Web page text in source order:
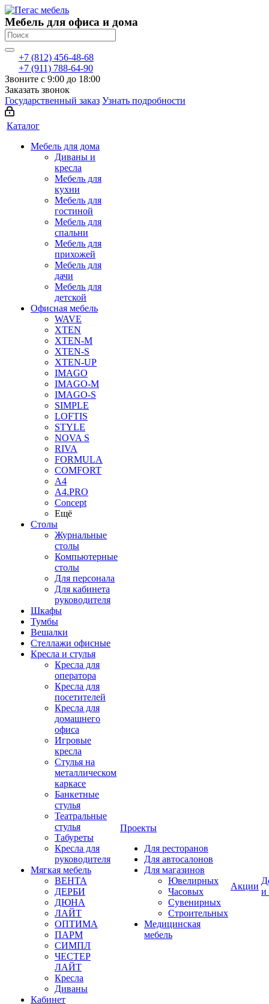
Мебель для офиса и дома
+7 (812) 456-48-68
+7 (911) 788-64-90
Звоните с 9:00 до 18:00
Заказать звонок
Государственный заказ Узнать подробности
Каталог
Мебель для дома
Диваны и
кресла
Мебель для
кухни
Мебель для
гостиной
Мебель для
спальни
Мебель для
прихожей
Мебель для
дачи
Мебель для
детской
Офисная мебель
WAVE
XTEN
XTEN-M
XTEN-S
XTEN-UP
IMAGO
IMAGO-M
IMAGO-S
SIMPLE
LOFTIS
STYLE
NOVA S
RIVA
FORMULA
COMFORT
A4
A4.PRO
Concept
Ещё
Столы
Журнальные
столы
Компьютерные
столы
Для персонала
Для кабинета
руководителя
Шкафы
Тумбы
Вешалки
Стеллажи офисные
Кресла и стулья
Кресла для
оператора
Кресла для
посетителей
Кресла для
домашнего
офиса
Игровые
кресла
Стулья на
металлическом
каркасе
Банкетные
стулья
Театральные
стулья
Табуреты
Кресла для
руководителя
Мягкая мебель
ВЕНТА
ДЕРБИ
ДЮНА
ЛАЙТ
ОПТИМА
ПАРМ
СИМПЛ
ЧЕСТЕР
ЛАЙТ
Кресла
Диваны
Кабинет
Проекты
Для ресторанов
Для автосалонов
Для магазинов
Ювелирных
Часовых
Сувенирных
Строительных
Медицинская
мебель
Акции
и